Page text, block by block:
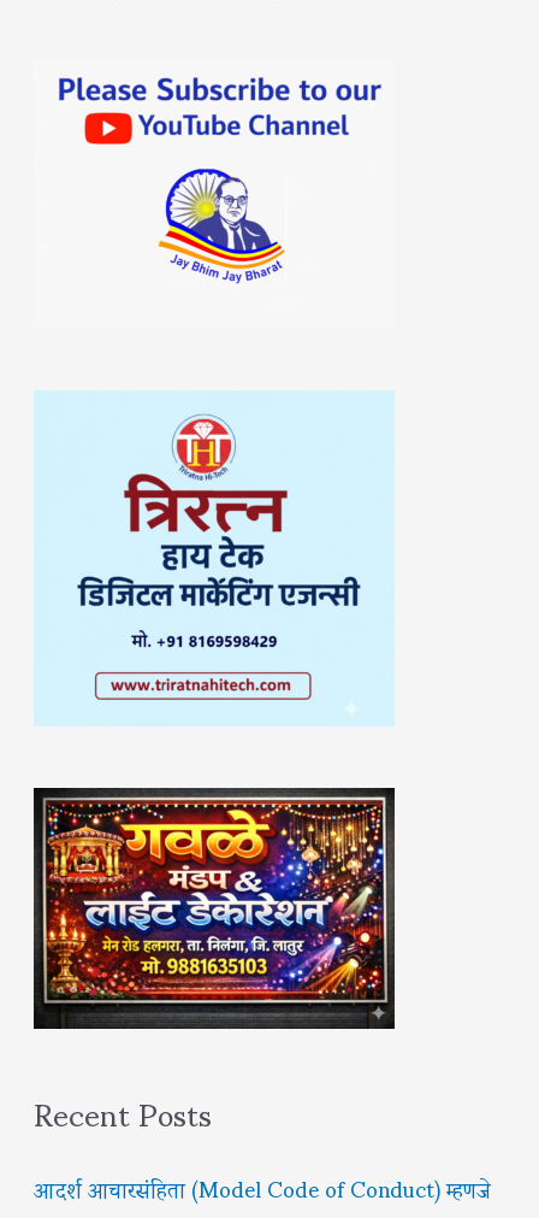
Recent Posts
आदर्श आचारसंहिता (Model Code of Conduct) म्हणजे